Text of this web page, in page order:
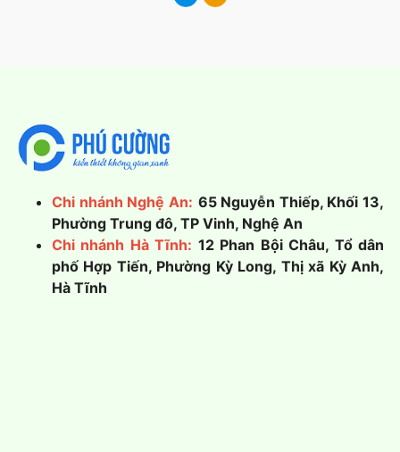
Chi nhánh Nghệ An: 65 Nguyễn Thiếp, Khối 13,
Phường Trung đô, TP Vinh, Nghệ An
Chi nhánh Hà Tĩnh: 12 Phan Bội Châu, Tổ dân
phố Hợp Tiến, Phường Kỳ Long, Thị xã Kỳ Anh,
Hà Tĩnh